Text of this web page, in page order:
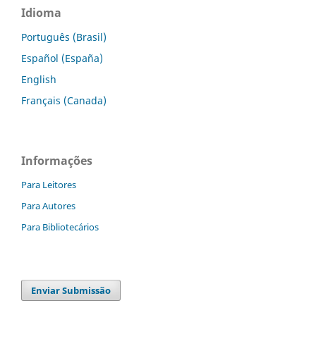
Idioma
Português (Brasil)
Español (España)
English
Français (Canada)
Informações
Para Leitores
Para Autores
Para Bibliotecários
Enviar Submissão